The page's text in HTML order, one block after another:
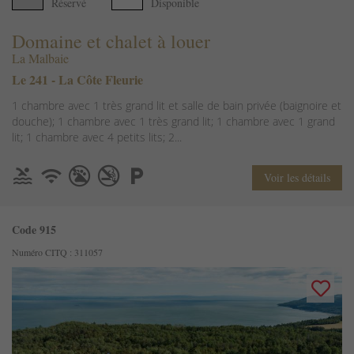
Domaine et chalet à louer
La Malbaie
Le 241 - La Côte Fleurie
1 chambre avec 1 très grand lit et salle de bain privée (baignoire et
douche); 1 chambre avec 1 très grand lit; 1 chambre avec 1 grand
lit; 1 chambre avec 4 petits lits; 2...
Voir les détails
Code 915
Numéro CITQ : 311057